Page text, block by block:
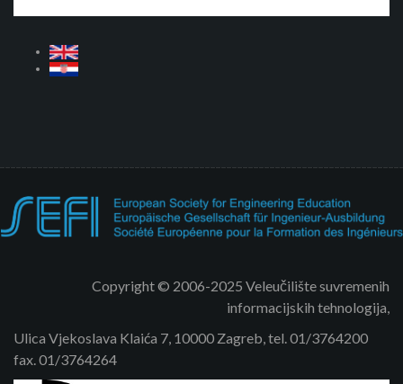
Copyright © 2006-2025 Veleučilište suvremenih
informacijskih tehnologija,
Ulica Vjekoslava Klaića 7, 10000 Zagreb, tel. 01/3764200
fax. 01/3764264